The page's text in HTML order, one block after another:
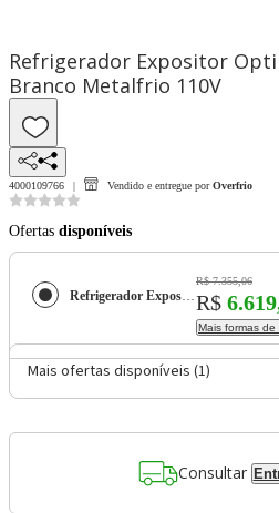
Refrigerador Expositor
Branco Metalfrio 110V
4000109766 Vendido e entregue por Overfrio
Ofertas disponíveis
Refrigerador Expositor Optima 577 Litros VB52 Branco Metalfrio 110V
R$ 7.355,06
R$
Mais formas
Mais ofertas disponíveis (1)
Consultar